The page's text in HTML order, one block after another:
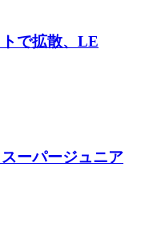
で拡散、LE
ーパージュニア